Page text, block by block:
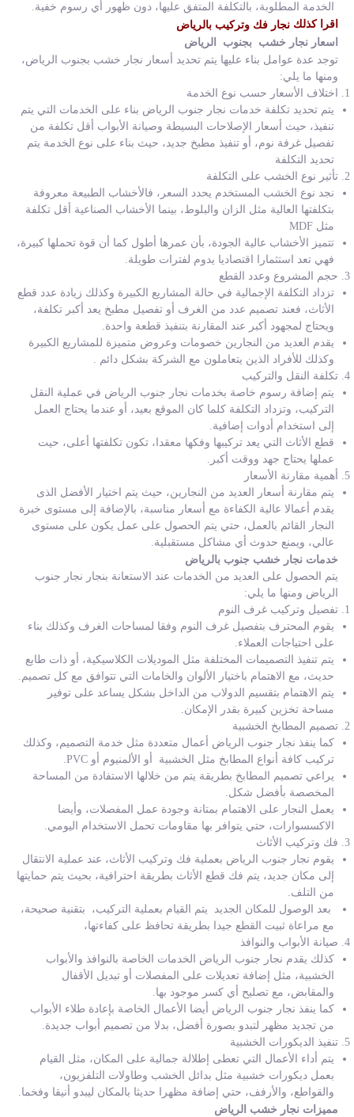
الخدمة المطلوبة، بالتكلفة المتفق عليها، دون ظهور أي رسوم خفية.
اقرا كذلك نجار فك وتركيب بالرياض
اسعار نجار خشب بجنوب الرياض
توجد عدة عوامل بناء عليها يتم تحديد أسعار نجار خشب بجنوب الرياض،
ومنها ما يلي:
اختلاف الأسعار حسب نوع الخدمة
يتم تحديد تكلفة خدمات نجار جنوب الرياض بناء على الخدمات التي يتم
تنفيذ، حيث أسعار الإصلاحات البسيطة وصيانة الأبواب أقل تكلفة من
تفصيل غرفة نوم، أو تنفيذ مطبخ جديد، حيث بناء على نوع الخدمة يتم
تحديد التكلفة
تأثير نوع الخشب على التكلفة
نجد نوع الخشب المستخدم يحدد السعر، فالأخشاب الطبيعة معروفة
بتكلفتها العالية مثل الزان والبلوط، بينما الأخشاب الصناعية أقل تكلفة
مثل MDF
تتميز الأخشاب عالية الجودة، بأن عمرها أطول كما أن قوة تحملها كبيرة،
فهي تعد استثمارا اقتصاديا يدوم لفترات طويلة.
حجم المشروع وعدد القطع
تزداد التكلفة الإجمالية في حالة المشاريع الكبيرة وكذلك زيادة عدد قطع
الأثاث، فعند تصميم عدد من الغرف أو تفصيل مطبخ يعد أكبر تكلفة،
ويحتاج لمجهود أكبر عند المقارنة بتنفيذ قطعة واحدة.
يقدم العديد من النجارين خصومات وعروض متميزة للمشاريع الكبيرة
وكذلك للأفراد الذين يتعاملون مع الشركة بشكل دائم .
تكلفة النقل والتركيب
يتم إضافة رسوم خاصة بخدمات نجار جنوب الرياض في عملية النقل
التركيب، وتزداد التكلفة كلما كان الموقع بعيد، أو عندما يحتاج العمل
إلى استخدام أدوات إضافية.
قطع الأثاث التي يعد تركيبها وفكها معقدا، تكون تكلفتها أعلى، حيت
عملها يحتاج جهد ووقت أكبر.
أهمية مقارنة الأسعار
يتم مقارنة أسعار العديد من النجارين، حيث يتم اختيار الأفضل الذى
يقدم أعمالا عالية الكفاءة مع أسعار مناسبة، بالإضافة إلى مستوى خبرة
النجار القائم بالعمل، حتي يتم الحصول على عمل يكون على مستوى
عالي، ويمنع حدوث أي مشاكل مستقبلية.
خدمات نجار خشب جنوب بالرياض
يتم الحصول على العديد من الخدمات عند الاستعانة بنجار نجار جنوب
الرياض ومنها ما يلي:
تفصيل وتركيب غرف النوم
يقوم المحترف بتفصيل غرف النوم وفقا لمساحات الغرف وكذلك بناء
على احتياجات العملاء.
يتم تنفيذ التصميمات المختلفة مثل الموديلات الكلاسيكية، أو ذات طابع
حديث، مع الاهتمام باختيار الألوان والخامات التي تتوافق مع كل تصميم.
يتم الاهتمام بتقسيم الدولاب من الداخل بشكل يساعد على توفير
مساحة تخزين كبيرة بقدر الإمكان.
تصميم المطابخ الخشبية
كما ينفذ نجار جنوب الرياض أعمال متعددة مثل خدمة التصميم، وكذلك
تركيب كافة أنواع المطابخ مثل الخشبية أو الألمنيوم أو PVC.
يراعي تصميم المطابخ بطريقة يتم من خلالها الاستفادة من المساحة
المخصصة بأفضل شكل.
يعمل النجار على الاهتمام بمتانة وجودة عمل المفصلات، وأيضا
الاكسسوارات، حتي يتوافر بها مقاومات تحمل الاستخدام اليومي.
فك وتركيب الأثاث
يقوم نجار جنوب الرياض بعملية فك وتركيب الأثاث، عند عملية الانتقال
إلى مكان جديد، يتم فك قطع الأثاث بطريقة احترافية، بحيث يتم حمايتها
من التلف.
بعد الوصول للمكان الجديد يتم القيام بعملية التركيب، بتقنية صحيحة،
مع مراعاة ثبيت القطع جيدا بطريقة تحافظ على كفاءتها،
صيانة الأبواب والنوافذ
كذلك يقدم نجار جنوب الرياض الخدمات الخاصة بالنوافذ والأبواب
الخشبية، مثل إضافة تعديلات على المفصلات أو تبديل الأقفال
والمقابض، مع تصليح أي كسر موجود بها.
كما ينفذ نجار جنوب الرياض أيضا الأعمال الخاصة بإعادة طلاء الأبواب
من تجديد مظهر لتبدو بصورة أفضل، بدلا من تصميم أبواب جديدة.
تنفيذ الديكورات الخشبية
يتم أداء الأعمال التي تعطى إطلالة جمالية على المكان، مثل القيام
بعمل ديكورات خشبية مثل بدائل الخشب وطاولات التلفزيون،
والقواطع، والأرفف، حتي إضافة مظهرا حديثا بالمكان ليبدو أنيقا وفخما.
مميزات نجار خشب الرياض